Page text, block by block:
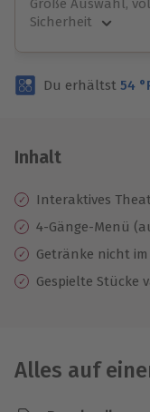
Große Auswahl,
Sicherheit
Volle Flexibilität
3 Jahre gültig
Du erhältst 54
Inhalt
Interaktives
4-Gänge-Menü
Getränke nicht
Gespielte Stücke
Alles auf